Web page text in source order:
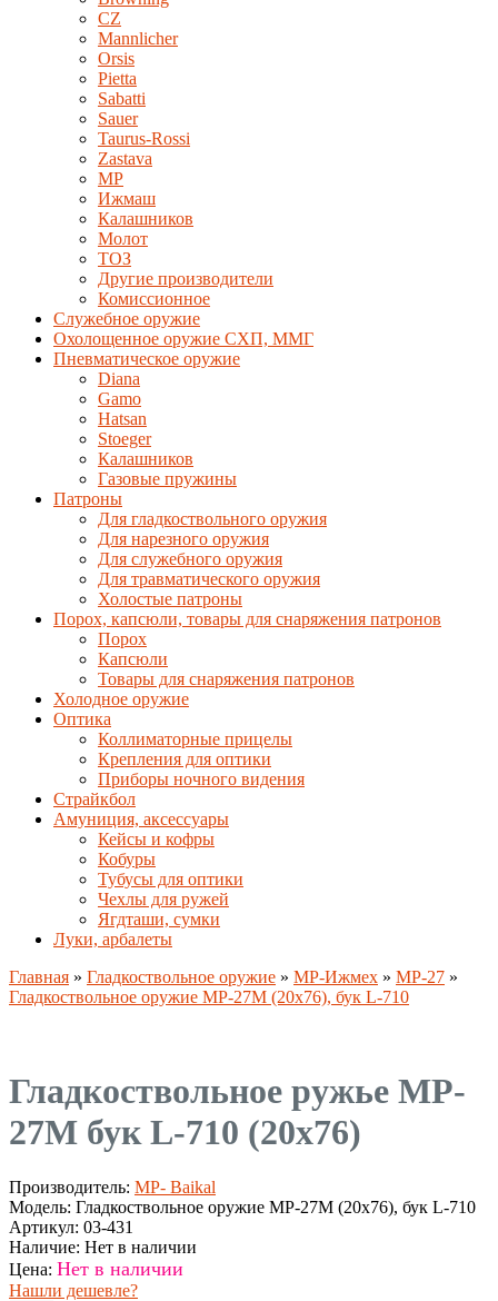
CZ
Mannlicher
Orsis
Pietta
Sabatti
Sauer
Taurus-Rossi
Zastava
MP
Ижмаш
Калашников
Молот
ТОЗ
Другие производители
Комиссионное
Служебное оружие
Охолощенное оружие СХП, ММГ
Пневматическое оружие
Diana
Gamo
Hatsan
Stoeger
Калашников
Газовые пружины
Патроны
Для гладкоствольного оружия
Для нарезного оружия
Для служебного оружия
Для травматического оружия
Холостые патроны
Порох, капсюли, товары для снаряжения патронов
Порох
Капсюли
Товары для снаряжения патронов
Холодное оружие
Оптика
Коллиматорные прицелы
Крепления для оптики
Приборы ночного видения
Страйкбол
Амуниция, аксессуары
Кейсы и кофры
Кобуры
Тубусы для оптики
Чехлы для ружей
Ягдташи, сумки
Луки, арбалеты
Главная » Гладкоствольное оружие » MP-Ижмех » MP-27 »
Гладкоствольное оружие МР-27М (20х76), бук L-710
Гладкоствольное ружье MP-
27M бук L-710 (20х76)
Производитель: MP- Baikal
Модель: Гладкоствольное оружие МР-27М (20х76), бук L-710
Артикул: 03-431
Наличие: Нет в наличии
Цена: Нет в наличии
Нашли дешевле?